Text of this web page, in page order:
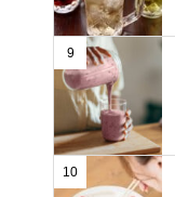
9
10